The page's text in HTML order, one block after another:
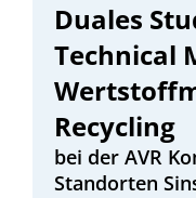
Duales
Technical
Recycling
bei der AVR
Standorten